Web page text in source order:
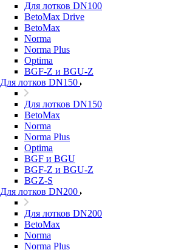
Для лотков DN100
BetoMax Drive
BetoMax
Norma
Norma Plus
Optima
BGF-Z и BGU-Z
Для лотков DN150
Для лотков DN150
BetoMax
Norma
Norma Plus
Optima
BGF и BGU
BGF-Z и BGU-Z
BGZ-S
Для лотков DN200
Для лотков DN200
BetoMax
Norma
Norma Plus